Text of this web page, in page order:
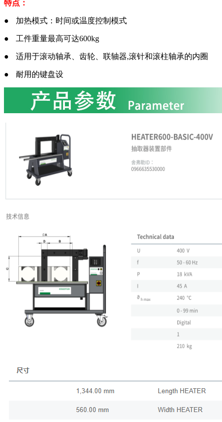
特点：
● 加热模式：时间或温度控制模式
● 工件重量最高可达600kg
● 适用于滚动轴承、齿轮、联轴器,滚针和滚柱轴承的内圈
● 耐用的键盘设